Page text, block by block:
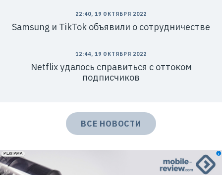
22:40, 19 ОКТЯБРЯ 2022
Samsung и TikTok объявили о сотрудничестве
12:44, 19 ОКТЯБРЯ 2022
Netflix удалось справиться с оттоком
подписчиков
ВСЕ НОВОСТИ
erid: 2VfnxxmNzs5
РЕКЛАМА